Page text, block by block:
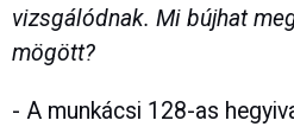
vizsgálódnak. Mi bújhat
mögött?
- A munkácsi 128-as